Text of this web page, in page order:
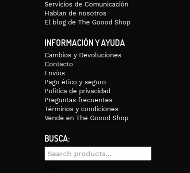
Servicios de Comunicación
Hablan de nosotros
El blog de The Goood Shop
INFORMACIÓN Y AYUDA
Cambios y Devoluciones
Contacto
Envíos
Pago ético y seguro
Política de privacidad
Preguntas frecuentes
Términos y condiciones
Vende en The Goood Shop
BUSCA:
Search